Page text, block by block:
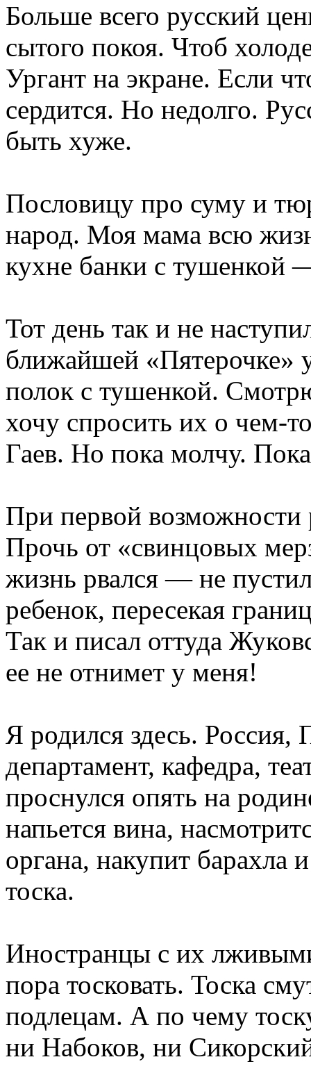
Больше всего русский
сытого покоя. Чтоб
Ургант на экране. Если
сердится. Но недолго.
быть хуже.
Пословицу про суму и
народ. Моя мама всю
кухне банки с тушенкой
Тот день так и не
ближайшей «Пятерочке»
полок с тушенкой.
хочу спросить их о чем-
Гаев. Но пока молчу.
При первой возможности
Прочь от «свинцовых
жизнь рвался — не
ребенок, пересекая
Так и писал оттуда
ее не отнимет у меня!
Я родился здесь. Россия,
департамент, кафедра,
проснулся опять на
напьется вина,
органа, накупит барахла
тоска.
Иностранцы с их
пора тосковать. Тоска
подлецам. А по чему
ни Набоков, ни